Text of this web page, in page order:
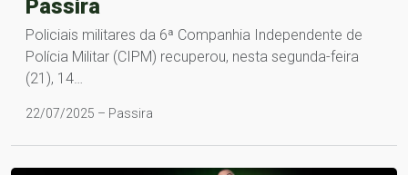
Passira
Policiais militares da 6ª Companhia Independente de
Polícia Militar (CIPM) recuperou, nesta segunda-feira
(21), 14…
22/07/2025 – Passira